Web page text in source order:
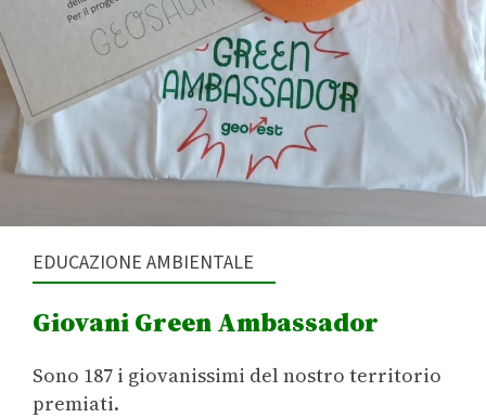
EDUCAZIONE AMBIENTALE
Giovani Green Ambassador
Sono 187 i giovanissimi del nostro territorio
premiati.